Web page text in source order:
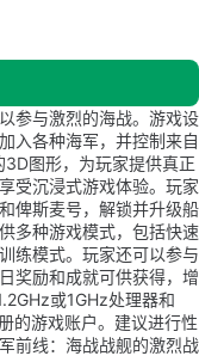
参与激烈的海战。游戏设
入各种海军，并控制来自
图形，为玩家提供真正
受沉浸式游戏体验。玩家
俾斯麦号，解锁并升级船
多种游戏模式，包括快速
练模式。玩家还可以参与
奖励和成就可供获得，增
或1GHz处理器和
的游戏账户。建议进行性
前线：海战战舰的激烈战